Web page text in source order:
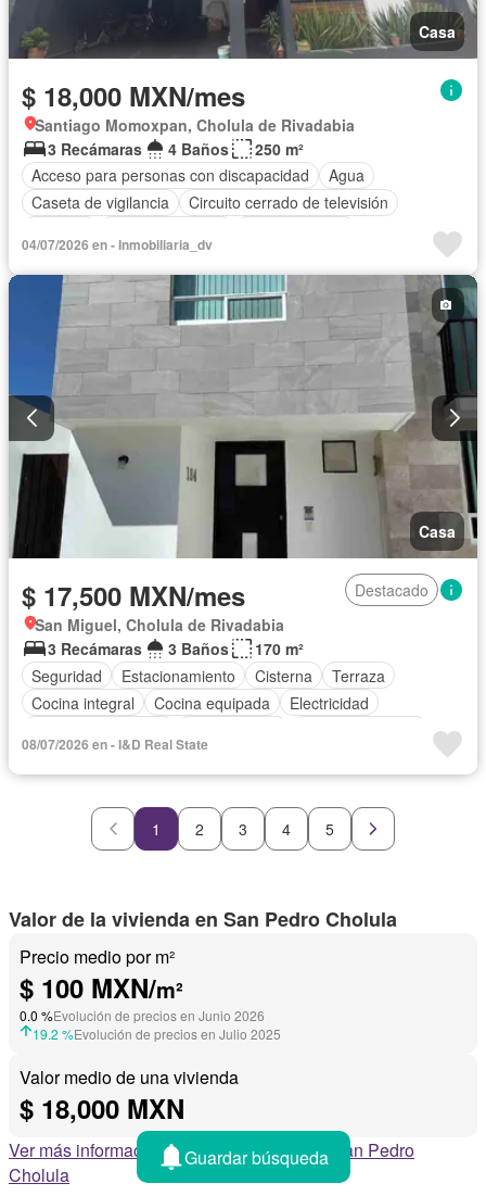
Casa
$ 18,000 MXN/mes
Santiago Momoxpan, Cholula de Rivadabia
3 Recámaras
4 Baños
250 m²
Acceso para personas con discapacidad
Agua
Caseta de vigilancia
Circuito cerrado de televisión
Cuarto de Limpieza
Electricidad
Jardín
Recámara con closet
Vista panorámica
Wifi
Zonas verdes
Completamente amueblado
04/07/2026 en - Inmobiliaria_dv
Casa
$ 17,500 MXN/mes
Destacado
San Miguel, Cholula de Rivadabia
3 Recámaras
3 Baños
170 m²
Seguridad
Estacionamiento Cisterna
Terraza
Cocina integral
Cocina equipada
Electricidad
Recámara con closet
Caseta de vigilancia
Solo familias
Sin amueblar
08/07/2026 en - I&D Real State
1 2 3 4 5
Valor de la vivienda en San Pedro Cholula
Precio medio por m²
$ 100 MXN/m²
0.0 %Evolución de precios en Junio 2026
19.2 %Evolución de precios en Julio 2025
Valor medio de una vivienda
$ 18,000 MXN
Ver más información sobre el mercado de San Pedro
Cholula
Guardar búsqueda